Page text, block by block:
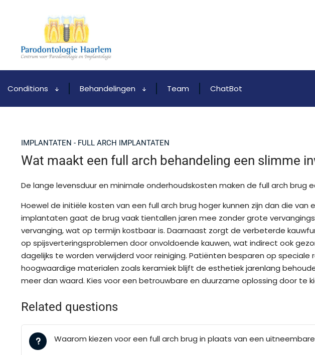
Conditions Behandelingen Team ChatBot
IMPLANTATEN - FULL ARCH IMPLANTATEN
Wat maakt een full arch behandeling een slimme
De lange levensduur en minimale onderhoudskosten maken de full arch brug
Hoewel de initiële kosten van een full arch brug hoger kunnen zijn dan die
implantaten gaat de brug vaak tientallen jaren mee zonder grote
vervanging, wat op termijn kostbaar is. Daarnaast zorgt de verbeterde
op spijsverteringsproblemen door onvoldoende kauwen, wat indirect ook
dagelijks te worden verwijderd voor reiniging. Patiënten besparen op
hoogwaardige materialen zoals keramiek blijft de esthetiek jarenlang
meer dan waard. Kies voor een betrouwbare en duurzame oplossing door te
Related questions
Waarom kiezen voor een full arch brug in plaats van een